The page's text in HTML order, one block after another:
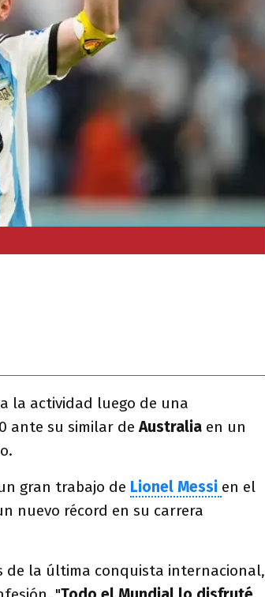
la actividad luego de una
ante su similar deAustralia en un
gran trabajo de Lionel Messi en el
nuevo récord en su carrera
de la última conquista internacional,